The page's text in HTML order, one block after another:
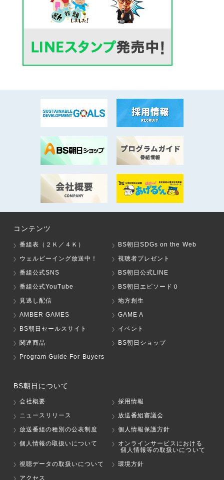
コンテンツ
番組表（２Ｋ／４Ｋ）
BS朝日SDGs on the Web
ウェルビーイング放送中！
視聴者プレゼント
番組公式SNS
BS朝日公式LINE
番組公式YouTube
BS朝日エピソード０
見逃し配信
地方創生
AMBER GAMES
GAME A
BS朝日セールスサイト
イベント
関連商品
BS朝日ショップ
Program Guide For Buyers
BS朝日について
会社概要
採用情報
ニュースリリース
放送番組審議会
放送番組の種別の公表制度
個人情報保護方針
個人情報の取扱いについて
オンラインサービスにおける
個人情報等の取扱いについて
視聴データの取扱いについて
環境方針
アクセス